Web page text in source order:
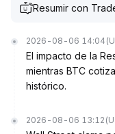
flujos de capital
Resumir con
2026-08-06 14:04
El impacto de la
mientras BTC
histórico.
2026-08-06 13:12